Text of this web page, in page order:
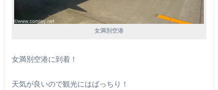
女満別空港
女満別空港に到着！
天気が良いので観光にはばっちり！